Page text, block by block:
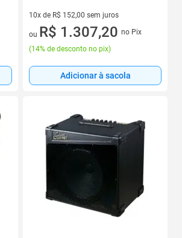
10x de R$ 152,00 sem juros
10 vez de R$ 152,00 sem juros
ou R$ 1.307,20 no Pix
(14% de desconto no pix)
Adicionar à sacola